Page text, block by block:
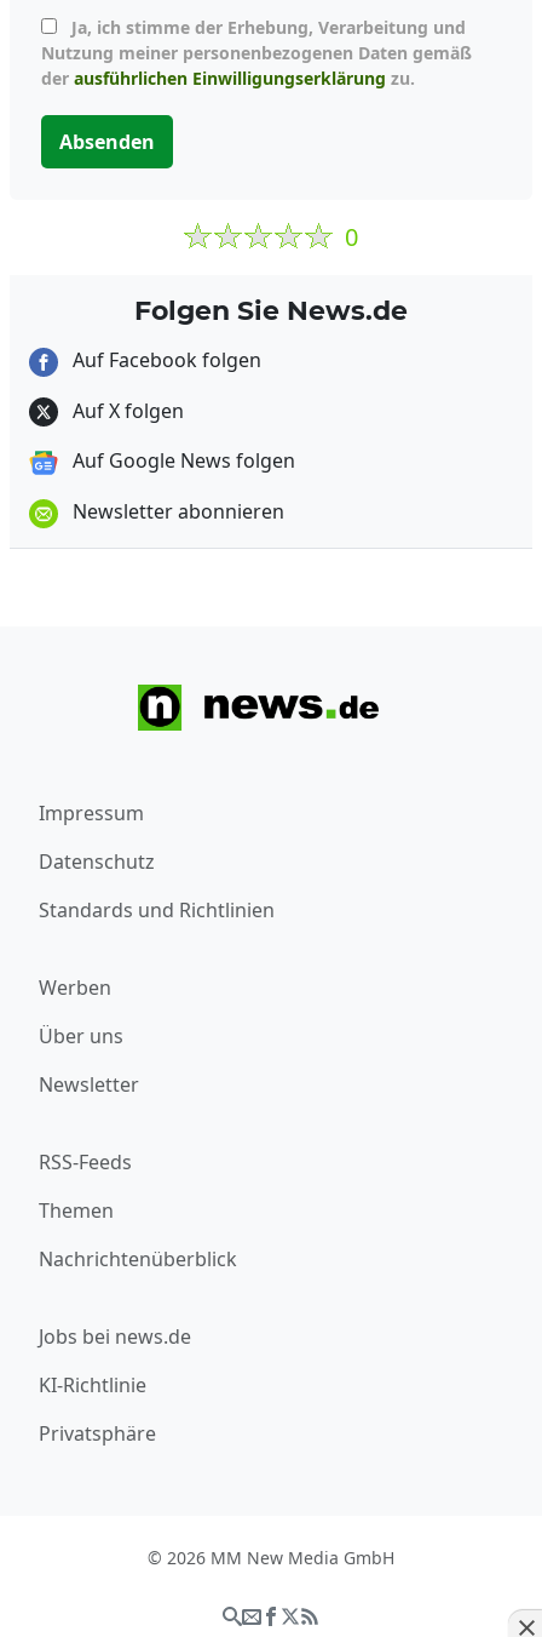
Nutzung meiner personenbezogenen Daten gemäß
der ausführlichen Einwilligungserklärung zu.
Absenden
0
Folgen Sie News.de
Auf Facebook folgen
Auf X folgen
Auf Google News folgen
Newsletter abonnieren
Impressum
Datenschutz
Standards und Richtlinien
Werben
Über uns
Newsletter
RSS-Feeds
Themen
Nachrichtenüberblick
Jobs bei news.de
KI-Richtlinie
Privatsphäre
© 2026 MM New Media GmbH